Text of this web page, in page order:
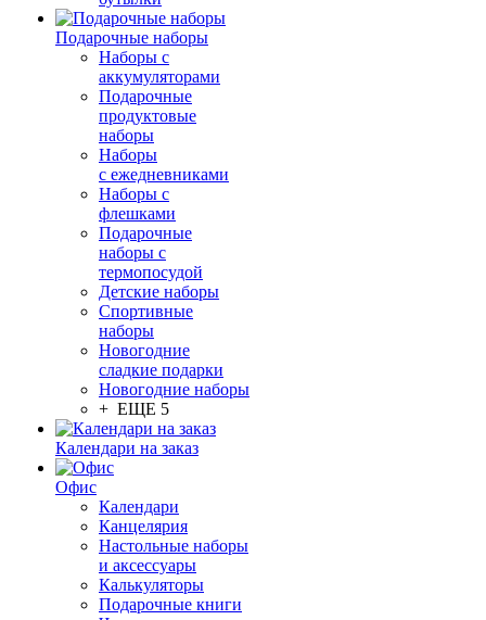
Подарочные наборы
Наборы с
аккумуляторами
Подарочные
продуктовые
наборы
Наборы
с ежедневниками
Наборы с
флешками
Подарочные
наборы с
термопосудой
Детские наборы
Спортивные
наборы
Новогодние
сладкие подарки
Новогодние наборы
+ ЕЩЕ 5
Календари на заказ
Офис
Календари
Канцелярия
Настольные наборы
и аксессуары
Калькуляторы
Подарочные книги